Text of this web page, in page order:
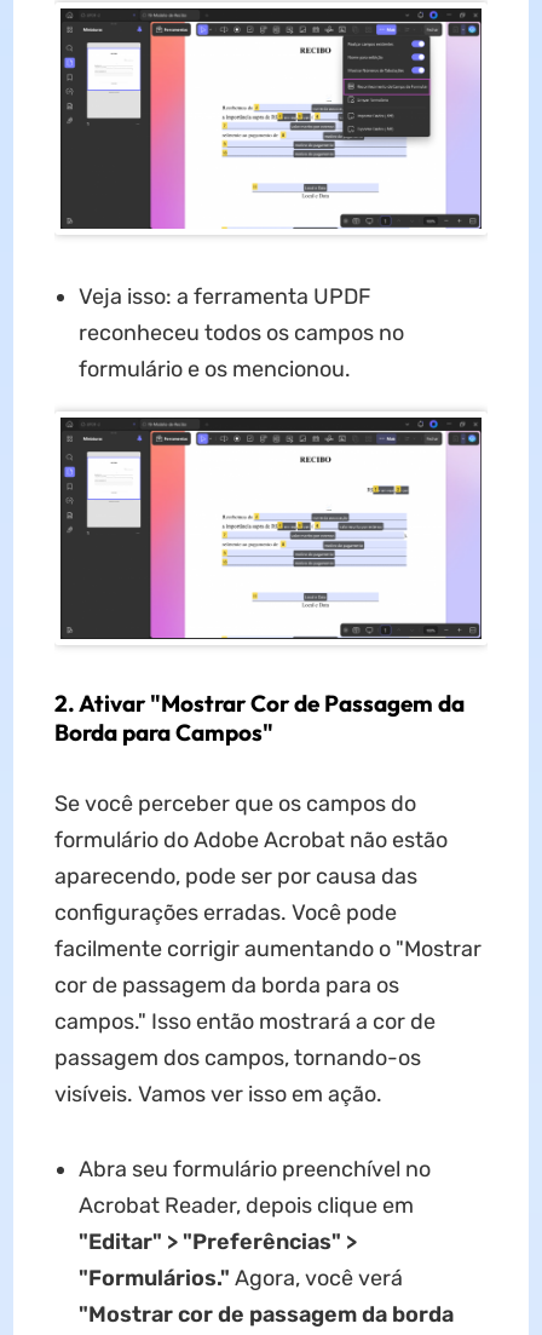
Veja isso: a ferramenta UPDF
reconheceu todos os campos no
formulário e os mencionou.
2. Ativar "Mostrar Cor de Passagem da
Borda para Campos"
Se você perceber que os campos do
formulário do Adobe Acrobat não estão
aparecendo, pode ser por causa das
configurações erradas. Você pode
facilmente corrigir aumentando o "Mostrar
cor de passagem da borda para os
campos." Isso então mostrará a cor de
passagem dos campos, tornando-os
visíveis. Vamos ver isso em ação.
Abra seu formulário preenchível no
Acrobat Reader, depois clique em
"Editar" > "Preferências" >
"Formulários." Agora, você verá
"Mostrar cor de passagem da borda